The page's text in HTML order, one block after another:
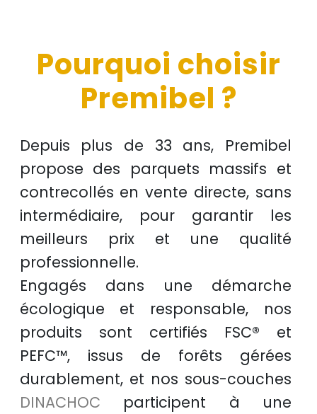
Pourquoi choisir
Premibel ?
Depuis plus de 33 ans, Premibel
propose des parquets massifs et
contrecollés envente directe, sans
intermédiaire, pour garantir les
meilleurs prixet une qualité
professionnelle.
Engagés dans une démarche
écologique et responsable, nos
produits sont certifiés FSC® et
PEFC™, issus de forêts gérées
durablement, et nos sous-couches
DINACHOC participent à une